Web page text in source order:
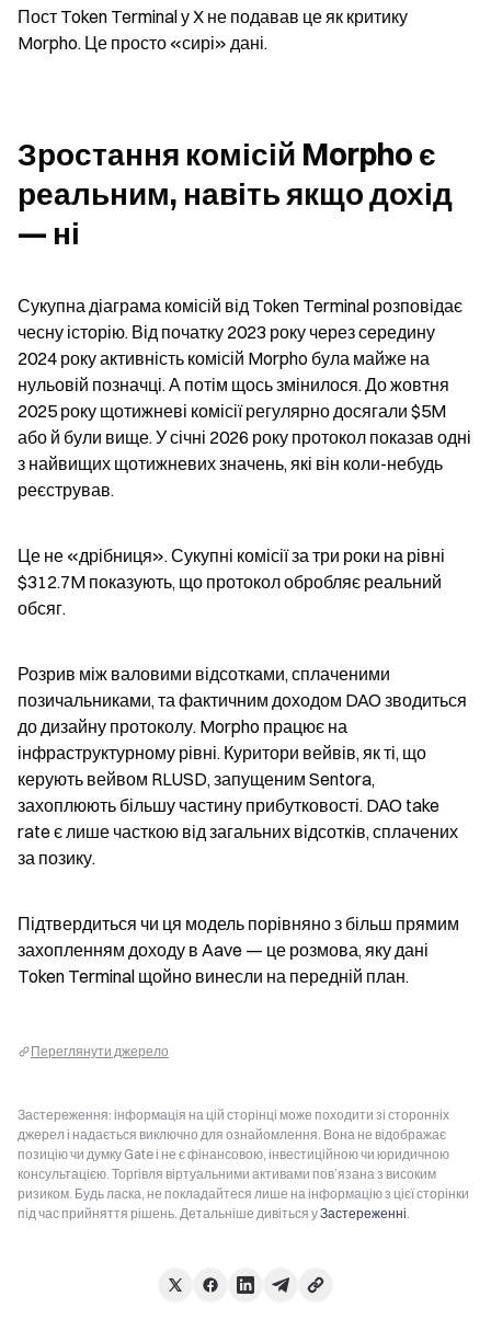
Пост Token Terminal у X не подавав це як критику
Morpho. Це просто «сирі» дані.
Зростання комісій Morpho є
реальним, навіть якщо дохід
— ні
Сукупна діаграма комісій від Token Terminal розповідає
чесну історію. Від початку 2023 року через середину
2024 року активність комісій Morpho була майже на
нульовій позначці. А потім щось змінилося. До жовтня
2025 року щотижневі комісії регулярно досягали $5M
або й були вище. У січні 2026 року протокол показав одні
з найвищих щотижневих значень, які він коли-небудь
реєстрував.
Це не «дрібниця». Сукупні комісії за три роки на рівні
$312.7M показують, що протокол обробляє реальний
обсяг.
Розрив між валовими відсотками, сплаченими
позичальниками, та фактичним доходом DAO зводиться
до дизайну протоколу. Morpho працює на
інфраструктурному рівні. Куритори вейвів, як ті, що
керують вейвом RLUSD, запущеним Sentora,
захоплюють більшу частину прибутковості. DAO take
rate є лише часткою від загальних відсотків, сплачених
за позику.
Підтвердиться чи ця модель порівняно з більш прямим
захопленням доходу в Aave — це розмова, яку дані
Token Terminal щойно винесли на передній план.
Переглянути джерело
Застереження: інформація на цій сторінці може походити зі сторонніх
джерел і надається виключно для ознайомлення. Вона не відображає
позицію чи думку Gate і не є фінансовою, інвестиційною чи юридичною
консультацією. Торгівля віртуальними активами пов’язана з високим
ризиком. Будь ласка, не покладайтеся лише на інформацію з цієї сторінки
під час прийняття рішень. Детальніше дивіться уЗастереженні.